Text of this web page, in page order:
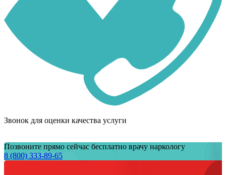
Звонок для оценки качества услуги
Позвоните прямо сейчас бесплатно врачу наркологу
8 (800) 333-89-65